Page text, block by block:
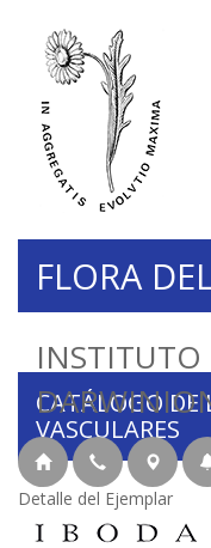
FLORA
CATÁLOGO DE
VASCULARES
Detalle del Ejemplar